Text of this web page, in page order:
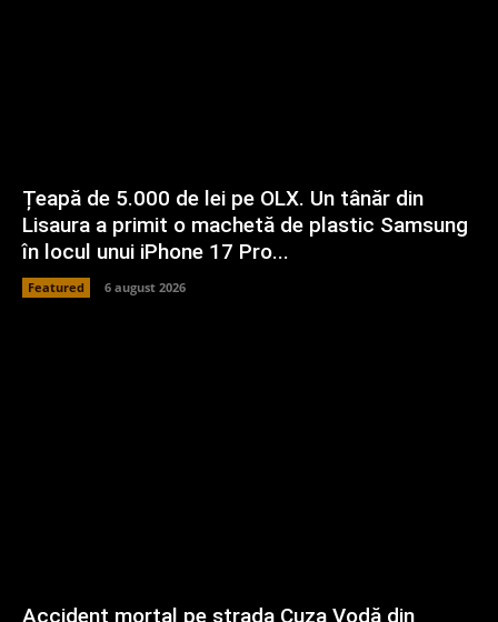
Țeapă de 5.000 de lei pe OLX. Un tânăr din
Lisaura a primit o machetă de plastic Samsung
în locul unui iPhone 17 Pro...
Featured 6 august 2026
Accident mortal pe strada Cuza Vodă din